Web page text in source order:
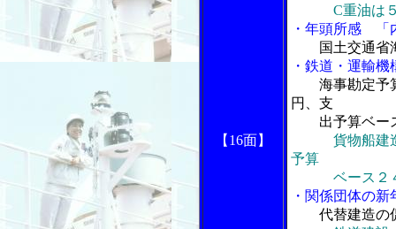
【16面】
C重油は５８
・年頭所感 「
国土交通
・鉄道・運輸
海事勘定予
円、支
出予算ベー
貨物船建
予算
ベース２４
・関係団体の
代替建造の